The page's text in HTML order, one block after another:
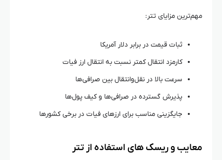
مهم‌ترین مزایای تتر:
ثبات قیمت در برابر دلار آمریکا
کارمزد انتقال کمتر نسبت به انتقال ارز فیات
سرعت بالا در نقل‌وانتقال بین صرافی‌ها
پذیرش گسترده در صرافی‌ها و کیف پول‌ها
جایگزینی مناسب برای ارزهای فیات در برخی کشورها
معایب و ریسک‌ های استفاده از تتر